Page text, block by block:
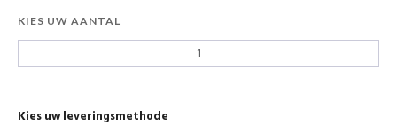
KIES UW AANTAL
Kies uw leveringsmethode